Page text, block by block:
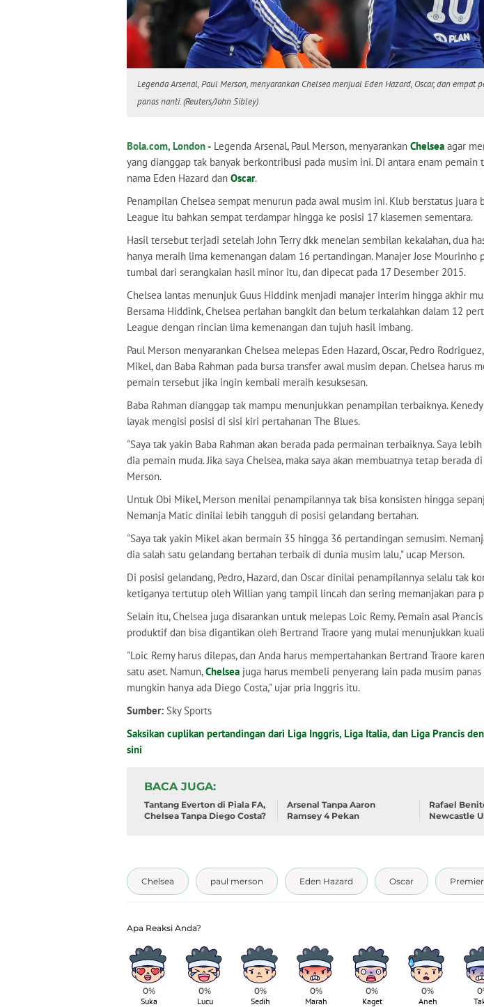
Legenda Arsenal, Paul Merson, menyarankan Chelsea menjual Eden Hazard, Oscar, dan empat
panas nanti. (Reuters/John Sibley)
Bola.com, London - Legenda Arsenal, Paul Merson, menyarankan Chelsea agar
yang dianggap tak banyak berkontribusi pada musim ini. Di antara enam pemain
nama Eden Hazard dan Oscar.
Penampilan Chelsea sempat menurun pada awal musim ini. Klub berstatus juara
League itu bahkan sempat terdampar hingga ke posisi 17 klasemen sementara.
Hasil tersebut terjadi setelah John Terry dkk menelan sembilan kekalahan, dua
hanya meraih lima kemenangan dalam 16 pertandingan. Manajer Jose Mourinho
tumbal dari serangkaian hasil minor itu, dan dipecat pada 17 Desember 2015.
Chelsea lantas menunjuk Guus Hiddink menjadi manajer interim hingga akhir
Bersama Hiddink, Chelsea perlahan bangkit dan belum terkalahkan dalam 12
League dengan rincian lima kemenangan dan tujuh hasil imbang.
Paul Merson menyarankan Chelsea melepas Eden Hazard, Oscar, Pedro
Mikel, dan Baba Rahman pada bursa transfer awal musim depan. Chelsea harus
pemain tersebut jika ingin kembali meraih kesuksesan.
Baba Rahman dianggap tak mampu menunjukkan penampilan terbaiknya.
layak mengisi posisi di sisi kiri pertahanan The Blues.
"Saya tak yakin Baba Rahman akan berada pada permainan terbaiknya. Saya
dia pemain muda. Jika saya Chelsea, maka saya akan membuatnya tetap berada
Merson.
Untuk Obi Mikel, Merson menilai penampilannya tak bisa konsisten hingga
Nemanja Matic dinilai lebih tangguh di posisi gelandang bertahan.
"Saya tak yakin Mikel akan bermain 35 hingga 36 pertandingan semusim.
dia salah satu gelandang bertahan terbaik di dunia musim lalu," ucap Merson.
Di posisi gelandang, Pedro, Hazard, dan Oscar dinilai penampilannya selalu tak
ketiganya tertutup oleh Willian yang tampil lincah dan sering memanjakan para
Selain itu, Chelsea juga disarankan untuk melepas Loic Remy. Pemain asal
produktif dan bisa digantikan oleh Bertrand Traore yang mulai menunjukkan
"Loic Remy harus dilepas, dan Anda harus mempertahankan Bertrand Traore
satu aset. Namun,Chelsea juga harus membeli penyerang lain pada musim
mungkin hanya ada Diego Costa," ujar pria Inggris itu.
Sumber: Sky Sports
Saksikan cuplikan pertandingan dari Liga Inggris, Liga Italia, dan Liga Prancis
sini
BACA JUGA
Tantang Everton di Piala FA,
Chelsea Tanpa Diego Costa?
Arsenal Tanpa Aaron
Ramsey 4 Pekan
Rafael
Newcastle
Chelsea paul merson Eden Hazard Oscar
0%
Suka
0%
Lucu
0%
Sedih
0%
Marah
0%
Kaget
0%
Aneh